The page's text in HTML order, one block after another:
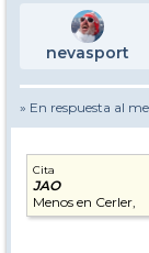
nevasport
» En respuesta al
Cita
JAO
Menos en Cerler,